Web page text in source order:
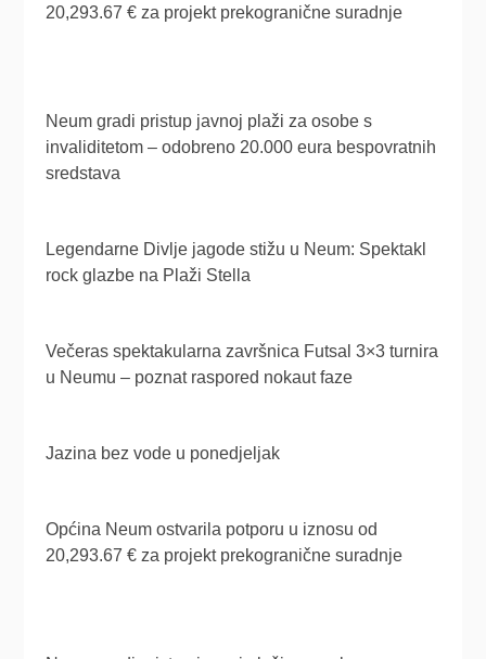
20,293.67 € za projekt prekogranične suradnje
Neum gradi pristup javnoj plaži za osobe s
invaliditetom – odobreno 20.000 eura bespovratnih
sredstava
Legendarne Divlje jagode stižu u Neum: Spektakl
rock glazbe na Plaži Stella
Večeras spektakularna završnica Futsal 3×3 turnira
u Neumu – poznat raspored nokaut faze
Jazina bez vode u ponedjeljak
Općina Neum ostvarila potporu u iznosu od
20,293.67 € za projekt prekogranične suradnje